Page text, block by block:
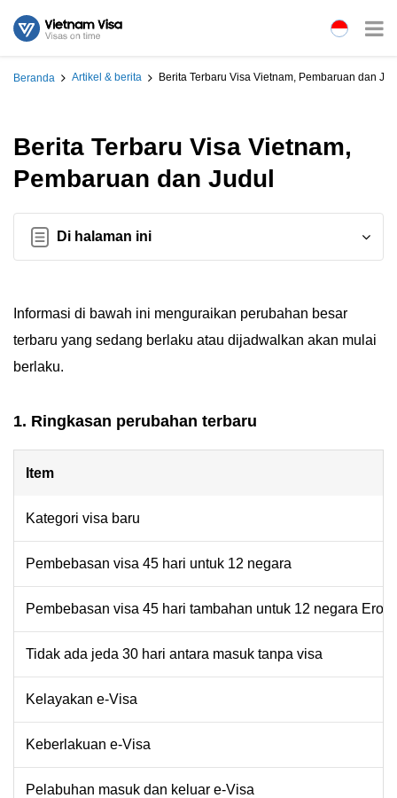
Beranda Artikel & berita Berita Terbaru Visa Vietnam, Pembaruan dan
Berita Terbaru Visa Vietnam,
Pembaruan dan Judul
Di halaman ini
Informasi di bawah ini menguraikan perubahan besar
terbaru yang sedang berlaku atau dijadwalkan akan mulai
berlaku.
1. Ringkasan perubahan terbaru
Item
Kategori visa baru
Pembebasan visa 45 hari untuk 12 negara
Pembebasan visa 45 hari tambahan untuk 12 negara
Tidak ada jeda 30 hari antara masuk tanpa visa
Kelayakan e-Visa
Keberlakuan e-Visa
Pelabuhan masuk dan keluar e-Visa